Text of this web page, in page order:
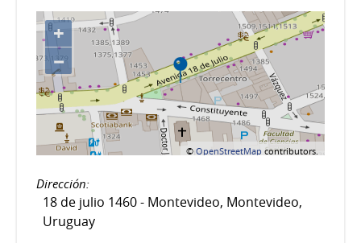
+
−
©OpenStreetMap contributors.
Dirección:
18 de julio 1460 - Montevideo, Montevideo,
Uruguay